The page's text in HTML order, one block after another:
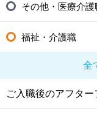
その他・医療介護
福祉・介護職
全
ご入職後のアフタ